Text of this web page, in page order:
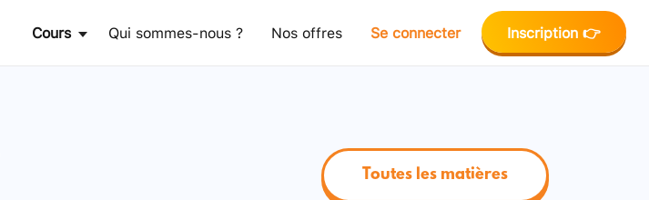
Cours Qui sommes-nous ? Nos offres Se connecter Inscription 👉
Toutes les matières